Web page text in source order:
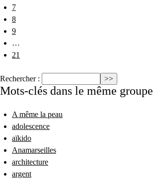
7
8
9
…
21
Rechercher :
Mots-clés dans le même groupe
A même la peau
adolescence
aïkido
Anamarseilles
architecture
argent